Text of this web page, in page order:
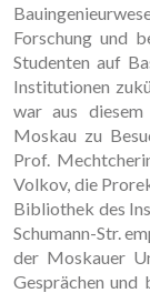
Forschung und
Studenten auf
Institutionen
war aus
Moskau zu
Prof.
Volkov, die
Bibliothek des
Schumann-Str.
der Moskauer
Gesprächen